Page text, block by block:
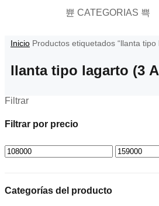
CATEGORIAS
Inicio Productos etiquetados “llanta tipo
llanta tipo lagarto (3
Filtrar
Filtrar por precio
Categorías del producto